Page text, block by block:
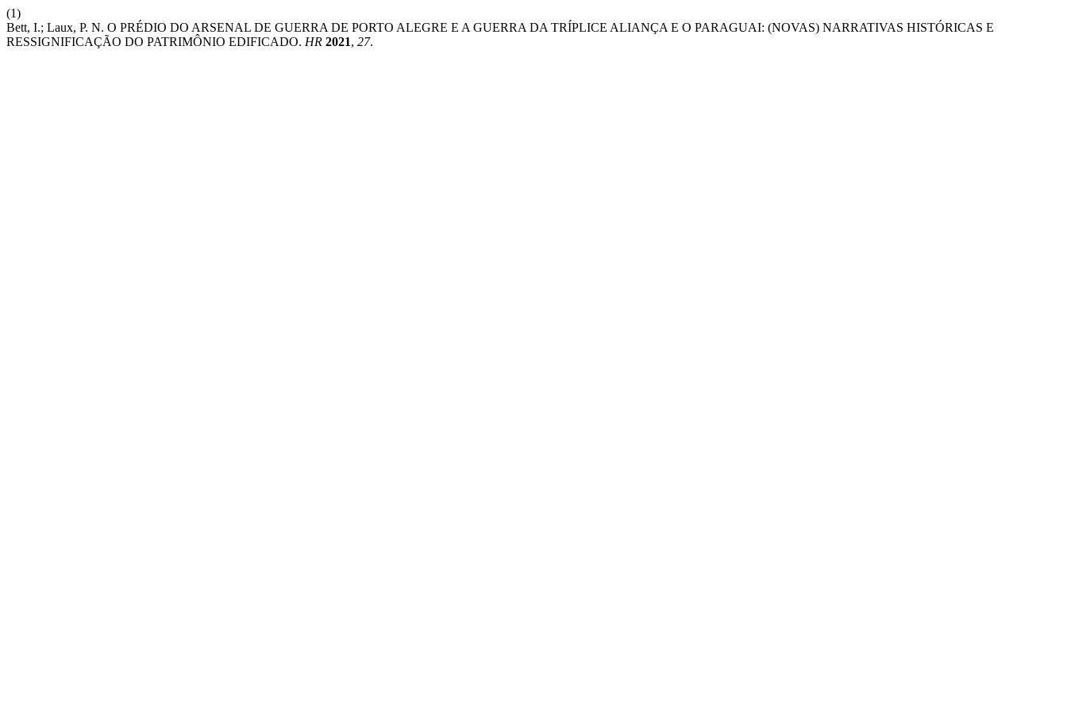
(1)
Bett, I.; Laux, P. N. O PRÉDIO DO ARSENAL DE GUERRA DE PORTO ALEGRE E A GUERRA DA TRÍPLICE ALIANÇA E O PARAGUAI: (NOVAS) NARRATIVAS HISTÓRICAS E
RESSIGNIFICAÇÃO DO PATRIMÔNIO EDIFICADO. HR 2021, 27.